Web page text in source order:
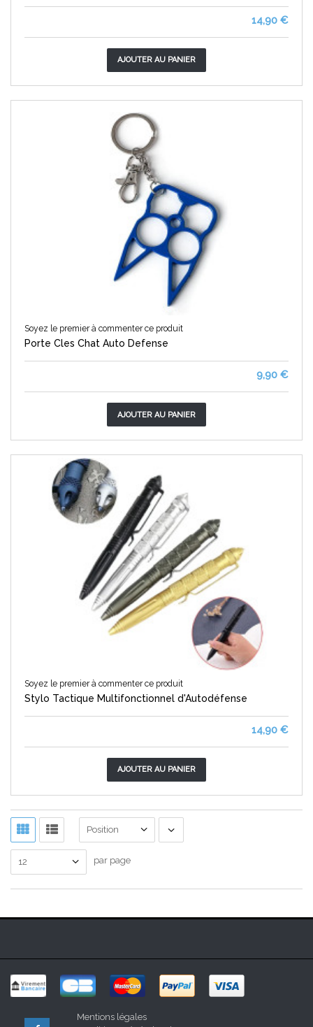
14,90 €
AJOUTER AU PANIER
Soyez le premier à commenter ce produit
Porte Cles Chat Auto Defense
9,90 €
AJOUTER AU PANIER
Soyez le premier à commenter ce produit
Stylo Tactique Multifonctionnel d'Autodéfense
14,90 €
AJOUTER AU PANIER
Position
12 par page
Mentions légales